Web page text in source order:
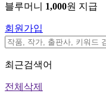
블루머니 1,000원 지급
회원가입
최근검색어
전체삭제